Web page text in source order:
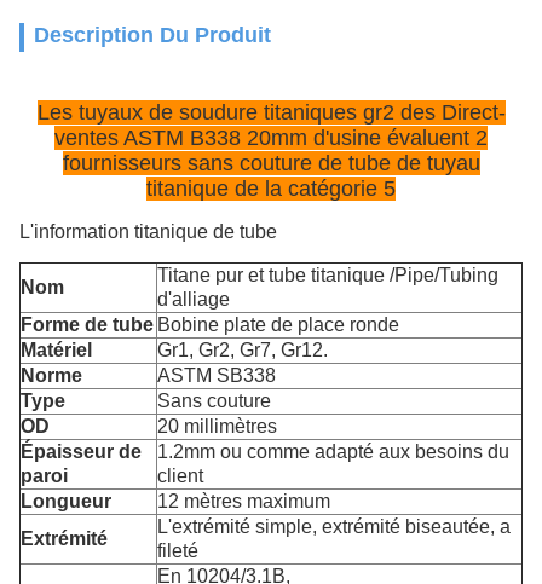
Description Du Produit
Les tuyaux de soudure titaniques gr2 des Direct-
ventes ASTM B338 20mm d'usine évaluent 2
fournisseurs sans couture de tube de tuyau
titanique de la catégorie 5
L'information titanique de tube
Nom
Titane pur et tube titanique /Pipe/Tubing
d'alliage
Forme de tube Bobine plate de place ronde
Matériel
Gr1, Gr2, Gr7, Gr12.
Norme
ASTM SB338
Type
Sans couture
OD
20 millimètres
Épaisseur de
paroi
1.2mm ou comme adapté aux besoins du
client
Longueur
12 mètres maximum
Extrémité
L'extrémité simple, extrémité biseautée, a
fileté
En 10204/3.1B,